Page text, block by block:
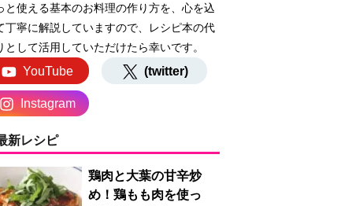
と使える基本のお料理の作り方を、心を込
丁寧に解説していますので、レシピ本の代
として活用していただけたら幸いです。
YouTube (twitter)
Instagram
新レシピ
鶏肉と大葉の甘辛炒
め！鶏もも肉を使っ